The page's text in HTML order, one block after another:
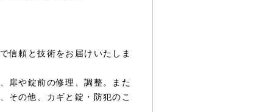
信頼と技術をお届けいたしま
扉や錠前の修理、調整。また
その他、カギと錠・防犯のこ